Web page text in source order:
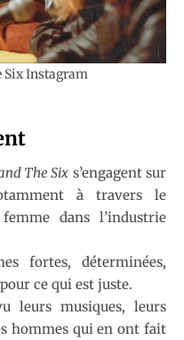
Six Instagram
The Six s’engagent sur
à travers le
dans l’industrie
fortes, déterminées,
ce qui est juste.
leurs musiques, leurs
hommes qui en ont fait